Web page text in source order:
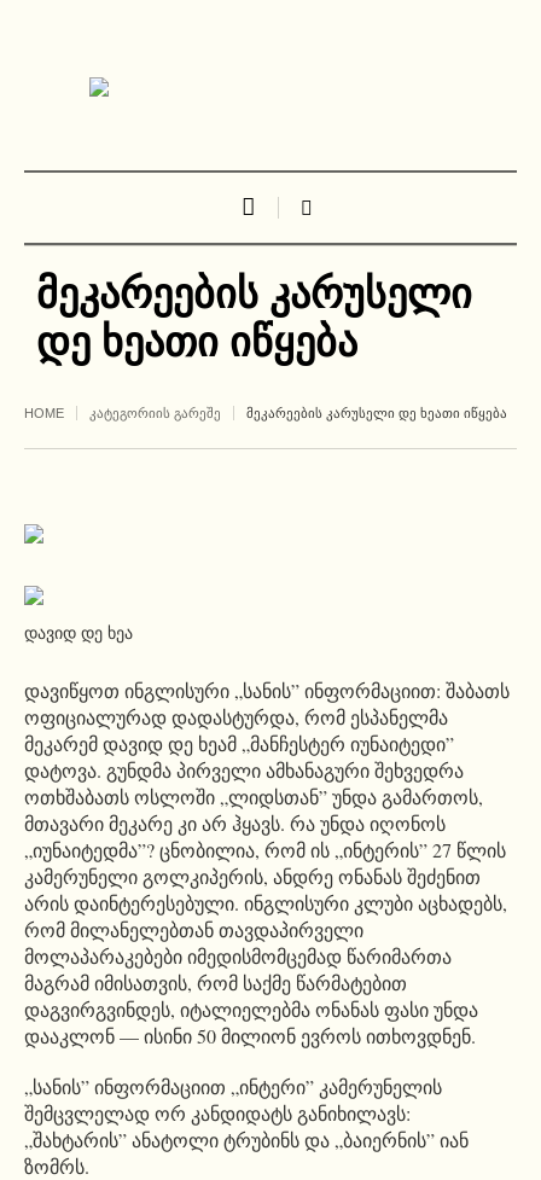
მეკარეების კარუსელი
დე ხეათი იწყება
HOME ᲙᲐᲢᲔᲒᲝᲠᲘᲘᲡ ᲒᲐᲠᲔᲨᲔ ᲛᲔᲙᲐᲠᲔᲔᲑᲘᲡ ᲙᲐᲠᲣᲡᲔᲚᲘ ᲓᲔ ᲮᲔᲐᲗᲘ ᲘᲬᲧᲔᲑᲐ
დავიდ დე ხეა
დავიწყოთ ინგლისური „სანის” ინფორმაციით: შაბათს
ოფიციალურად დადასტურდა, რომ ესპანელმა
მეკარემ დავიდ დე ხეამ „მანჩესტერ იუნაიტედი”
დატოვა. გუნდმა პირველი ამხანაგური შეხვედრა
ოთხშაბათს ოსლოში „ლიდსთან” უნდა გამართოს,
მთავარი მეკარე კი არ ჰყავს. რა უნდა იღონოს
„იუნაიტედმა”? ცნობილია, რომ ის „ინტერის” 27 წლის
კამერუნელი გოლკიპერის, ანდრე ონანას შეძენით
არის დაინტერესებული. ინგლისური კლუბი აცხადებს,
რომ მილანელებთან თავდაპირველი
მოლაპარაკებები იმედისმომცემად წარიმართა
მაგრამ იმისათვის, რომ საქმე წარმატებით
დაგვირგვინდეს, იტალიელებმა ონანას ფასი უნდა
დააკლონ — ისინი 50 მილიონ ევროს ითხოვდნენ.
„სანის” ინფორმაციით „ინტერი” კამერუნელის
შემცვლელად ორ კანდიდატს განიხილავს:
„შახტარის” ანატოლი ტრუბინს და „ბაიერნის” იან
ზომრს.